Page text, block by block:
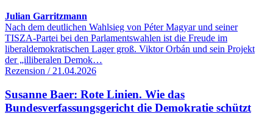
Julian Garritzmann
Nach dem deutlichen Wahlsieg von Péter Magyar und seiner
TISZA-Partei bei den Parlamentswahlen ist die Freude im
liberaldemokratischen Lager groß. Viktor Orbán und sein Projekt
der „illiberalen Demok…
Rezension / 21.04.2026
Susanne Baer: Rote Linien. Wie das
Bundesverfassungsgericht die Demokratie schützt